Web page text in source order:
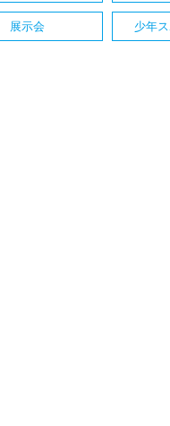
展示会 少年